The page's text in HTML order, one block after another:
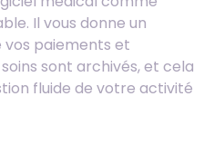
Il vous donne un
paiements et
sont archivés, et cela
fluide de votre activité